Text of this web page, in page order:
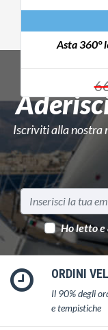
Asta 360°
Iscriviti alla nostra
Ho letto
ORDINI
Il 90% degli
e tempistiche